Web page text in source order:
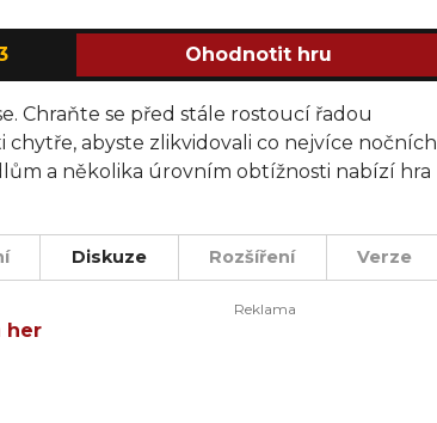
Ohodnotit hru
Chraňte se před stále rostoucí řadou
abyste zlikvidovali co nejvíce nočních
a několika úrovním obtížnosti nabízí hra
Diskuze Rozšíření Verze
her